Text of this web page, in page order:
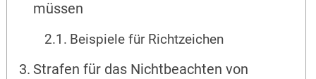
müssen
Beispiele für Richtzeichen
Strafen für das Nichtbeachten von